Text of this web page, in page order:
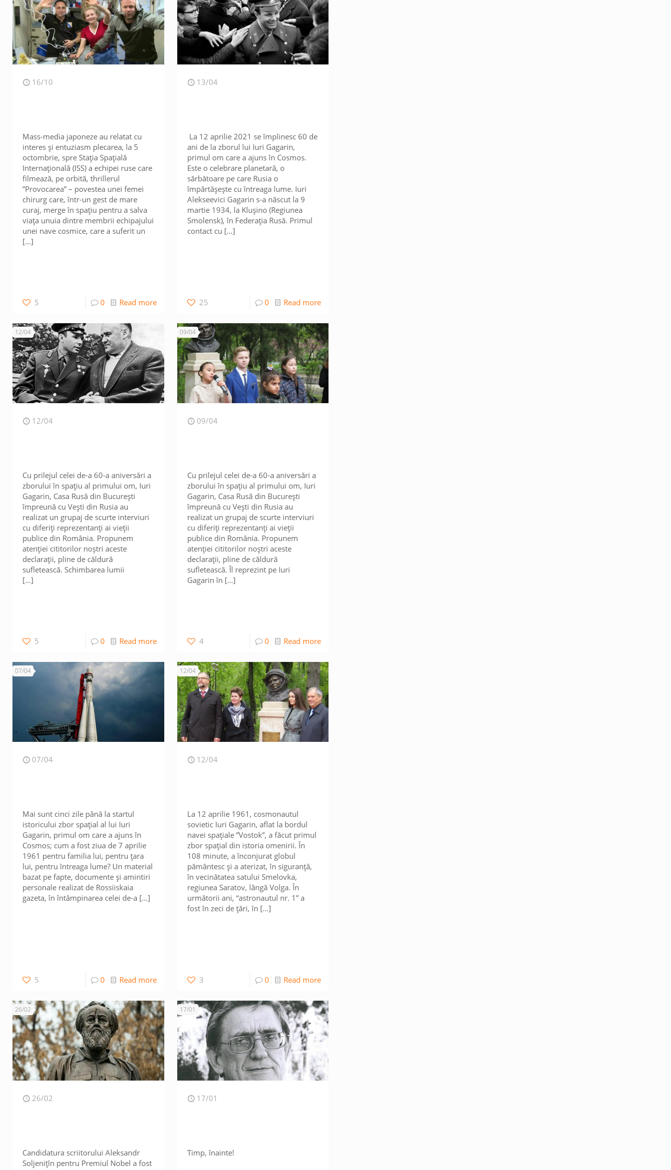
16/10
Mass-media japoneze au relatat cu
interes și entuziasm plecarea, la 5
octombrie, spre Stația Spațială
Internațională (ISS) a echipei ruse care
filmează, pe orbită, thrillerul
”Provocarea” – povestea unei femei
chirurg care, într-un gest de mare
curaj, merge în spațiu pentru a salva
viața unuia dintre membrii echipajului
unei nave cosmice, care a suferit un
[…]
5 0 Read more
13/04
La 12 aprilie 2021 se împlinesc 60 de
ani de la zborul lui Iuri Gagarin,
primul om care a ajuns în Cosmos.
Este o celebrare planetară, o
sărbătoare pe care Rusia o
împărtăşeşte cu întreaga lume. Iuri
Alekseevici Gagarin s-a născut la 9
martie 1934, la Kluşino (Regiunea
Smolensk), în Federația Rusă. Primul
contact cu […]
25 0 Read more
12/04
12/04
Cu prilejul celei de-a 60-a aniversări a
zborului în spațiu al primului om, Iuri
Gagarin, Casa Rusă din București
împreună cu Vești din Rusia au
realizat un grupaj de scurte interviuri
cu diferiți reprezentanți ai vieții
publice din România. Propunem
atenției cititorilor noștri aceste
declarații, pline de căldură
sufletească. Schimbarea lumii
[…]
5 0 Read more
09/04
09/04
Cu prilejul celei de-a 60-a aniversări a
zborului în spațiu al primului om, Iuri
Gagarin, Casa Rusă din București
împreună cu Vești din Rusia au
realizat un grupaj de scurte interviuri
cu diferiți reprezentanți ai vieții
publice din România. Propunem
atenției cititorilor noștri aceste
declarații, pline de căldură
sufletească. Îl reprezint pe Iuri
Gagarin în […]
4 0 Read more
07/04
07/04
Mai sunt cinci zile până la startul
istoricului zbor spațial al lui Iuri
Gagarin, primul om care a ajuns în
Cosmos; cum a fost ziua de 7 aprilie
1961 pentru familia lui, pentru țara
lui, pentru întreaga lume? Un material
bazat pe fapte, documente și amintiri
personale realizat de Rossiiskaia
gazeta, în întâmpinarea celei de-a […]
5 0 Read more
12/04
12/04
La 12 aprilie 1961, cosmonautul
sovietic Iuri Gagarin, aflat la bordul
navei spațiale ”Vostok”, a făcut primul
zbor spațial din istoria omenirii. În
108 minute, a înconjurat globul
pământesc și a aterizat, în siguranță,
în vecinătatea satului Smelovka,
regiunea Saratov, lângă Volga. În
următorii ani, “astronautul nr. 1” a
fost în zeci de țări, în […]
3 0 Read more
26/02
26/02
Candidatura scriitorului Aleksandr
Soljenițîn pentru Premiul Nobel a fost
17/01
17/01
Timp, înainte!